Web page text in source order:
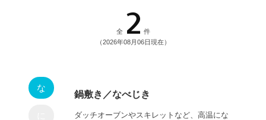
全 2 件
（2026年08月06日現在）
な
鍋敷き／なべじき
ダッチオーブンやスキレットなど、高温にな